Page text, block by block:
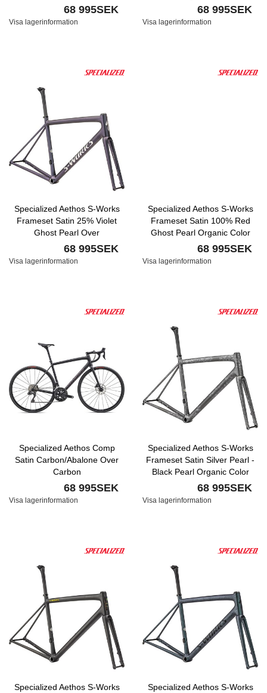
68 995SEK
Visa lagerinformation
Haze - Orichid-Blaze/Violet
Purple Topcoat/Midnight
68 995SEK
Visa lagerinformation
Specialized Aethos S-Works
Frameset Satin 25% Violet
Ghost Pearl Over
Carbon/Brushed Chrome
68 995SEK
Visa lagerinformation
Specialized Aethos S-Works
Frameset Satin 100% Red
Ghost Pearl Organic Color
Run Over Desert Rose/Taupe
68 995SEK
Visa lagerinformation
Specialized Aethos Comp
Satin Carbon/Abalone Over
Carbon
68 995SEK
Visa lagerinformation
Specialized Aethos S-Works
Frameset Satin Silver Pearl -
Black Pearl Organic Color
Run/ Brushed Liquid Silver
68 995SEK
Visa lagerinformation
Specialized Aethos S-Works Specialized Aethos S-Works